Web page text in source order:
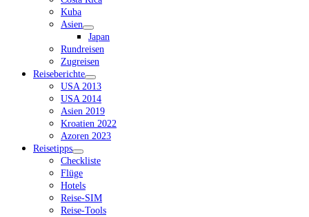
Kuba
Asien
Dropdown-
Menü
öffnen
Japan
Rundreisen
Zugreisen
Reiseberichte
Dropdown-
Menü
öffnen
USA 2013
USA 2014
Asien 2019
Kroatien 2022
Azoren 2023
Reisetipps
Dropdown-
Menü
öffnen
Checkliste
Flüge
Hotels
Reise-SIM
Reise-Tools